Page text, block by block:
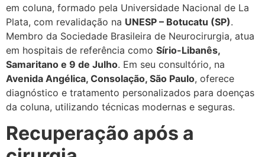
em coluna, formado pela Universidade Nacional de La
Plata, com revalidação na UNESP – Botucatu (SP).
Membro da Sociedade Brasileira de Neurocirurgia, atua
em hospitais de referência como Sírio-Libanês,
Samaritano e 9 de Julho. Em seu consultório, na
Avenida Angélica, Consolação, São Paulo, oferece
diagnóstico e tratamento personalizados para doenças
da coluna, utilizando técnicas modernas e seguras.
Recuperação após a